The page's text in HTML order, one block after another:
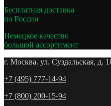
Бесплатная доставка
по России
Немецкое качество
большой ассортимент
г. Москва. ул. Суздальская,
+7 (495) 777-14-94
+7 (800) 200-15-94